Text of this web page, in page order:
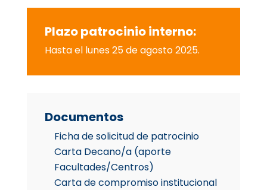
Plazo patrocinio interno:
Hasta el lunes25 de agosto 2025.
Documentos
Ficha de solicitud de patrocinio
Carta Decano/a (aporte
Facultades/Centros)
Carta de compromiso institucional